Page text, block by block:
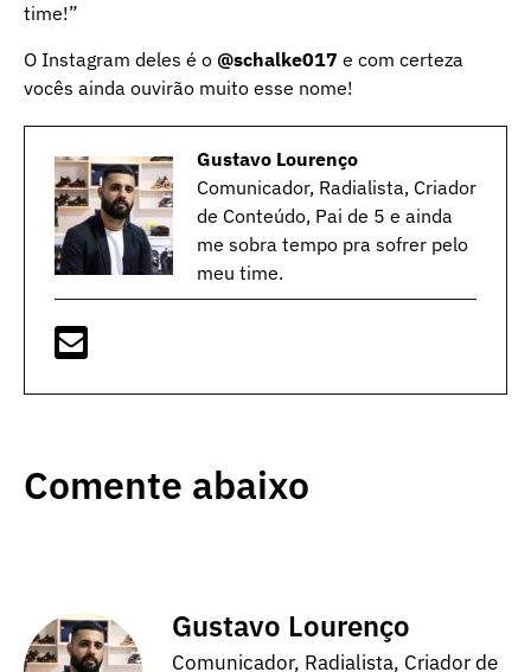
time!”
O Instagram deles é o @schalke017 e com certeza
vocês ainda ouvirão muito esse nome!
Gustavo Lourenço
Comunicador, Radialista, Criador
de Conteúdo, Pai de 5 e ainda
me sobra tempo pra sofrer pelo
meu time.
Comente abaixo
Gustavo Lourenço
Comunicador, Radialista, Criador de